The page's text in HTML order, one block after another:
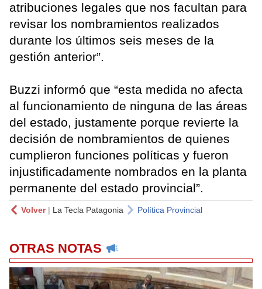
atribuciones legales que nos facultan para
revisar los nombramientos realizados
durante los últimos seis meses de la
gestión anterior”.
Buzzi informó que “esta medida no afecta
al funcionamiento de ninguna de las áreas
del estado, justamente porque revierte la
decisión de nombramientos de quienes
cumplieron funciones políticas y fueron
injustificadamente nombrados en la planta
permanente del estado provincial”.
Volver| La Tecla Patagonia Política Provincial
OTRAS NOTAS